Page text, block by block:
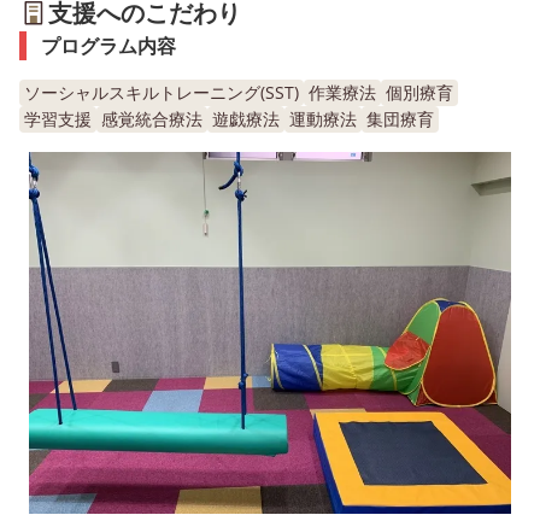
支援へのこだわり
プログラム内容
ソーシャルスキルトレーニング(SST) 作業療法 個別療育
学習支援 感覚統合療法 遊戯療法 運動療法 集団療育